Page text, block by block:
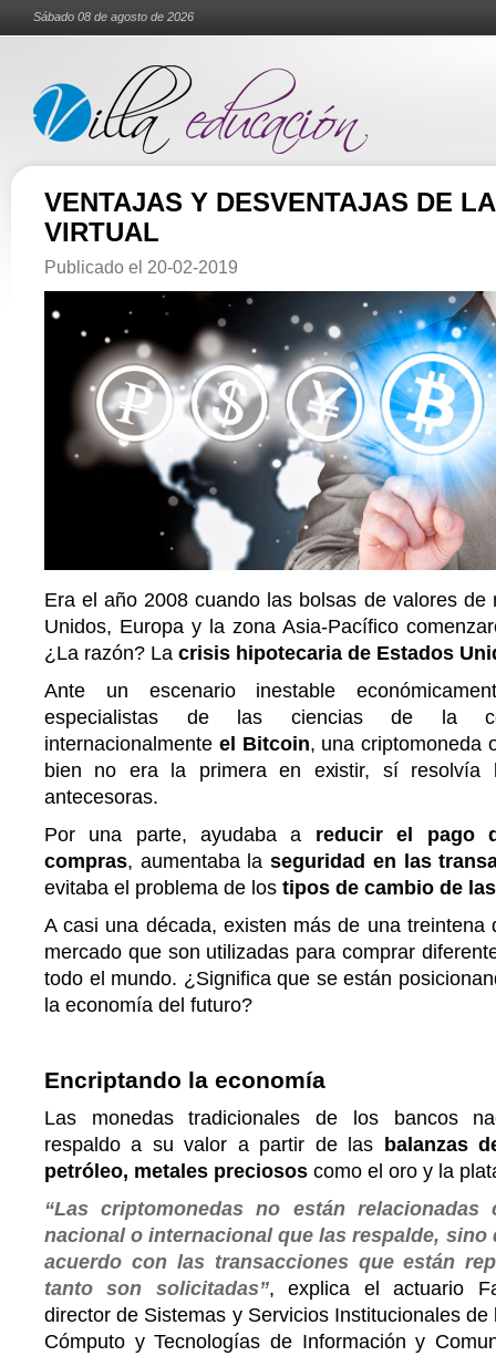
Sábado 08 de agosto de 2026
VENTAJAS Y DESVENTAJAS DE
VIRTUAL
Publicado el 20-02-2019
Era el año 2008 cuando las bolsas de valores de
Unidos, Europa y la zona Asia-Pacífico
¿La razón? La crisis hipotecaria de Estados
Ante un escenario inestable
especialistas de las ciencias de la
internacionalmente el Bitcoin, una criptomoneda
bien no era la primera en existir, sí resolvía
antecesoras.
Por una parte, ayudaba a reducir el pago
compras, aumentaba laseguridad en las
evitaba el problema de los tipos de cambio de
A casi una década, existen más de una treintena
mercado que son utilizadas para comprar
todo el mundo. ¿Significa que se están
la economía del futuro?
Encriptando la economía
Las monedas tradicionales de los bancos
respaldo a su valor a partir de las
balanzas
petróleo, metales preciosos como el oro y la
“Las criptomonedas no están
nacional o internacional que las respalde, sino
acuerdo con las transacciones que están
tanto son solicitadas”, explica el actuario
director de Sistemas y Servicios Institucionales
Cómputo y Tecnologías de Información y